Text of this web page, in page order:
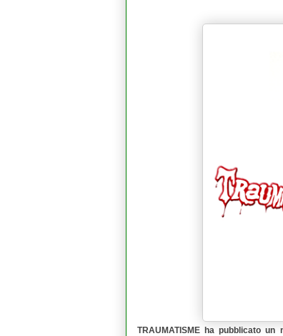
TRAUMATISME ha pubblicato un